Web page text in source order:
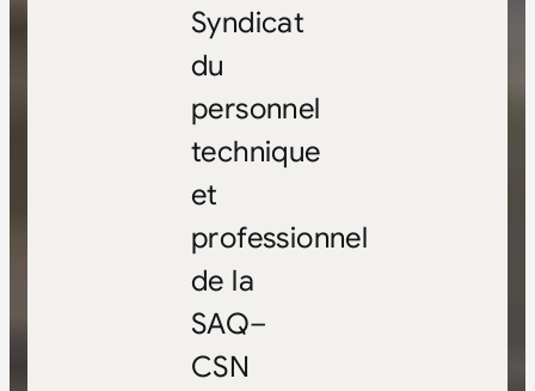
Syndicat
du
personnel
technique
et
professionnel
de la
SAQ–
CSN